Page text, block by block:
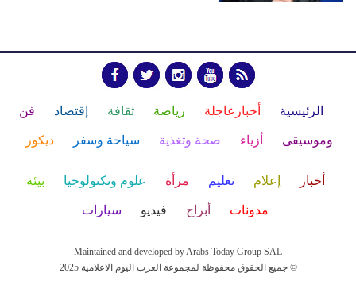
الرئيسية أخبارعاجلة رياضة ثقافة إقتصاد فن
وموسيقى أزياء صحة وتغذية سياحة وسفر ديكور
أخبار إعلام تعليم مرأة علوم وتكنولوجيا بيئة
مدونات أبراج فيديو سيارات
Maintained and developed by Arabs Today Group SAL
جميع الحقوق محفوظة لمجموعة العرب اليوم الاعلامية 2025 ©